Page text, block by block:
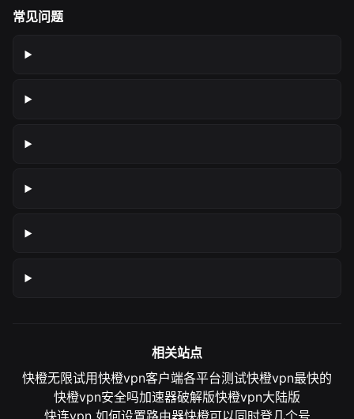
常见问题
相关站点
快橙无限试用快橙vpn客户端各平台测试快橙vpn最快的
快橙vpn安全吗加速器破解版快橙vpn大陆版
快连vpn 如何设置路由器快橙可以同时登几个号